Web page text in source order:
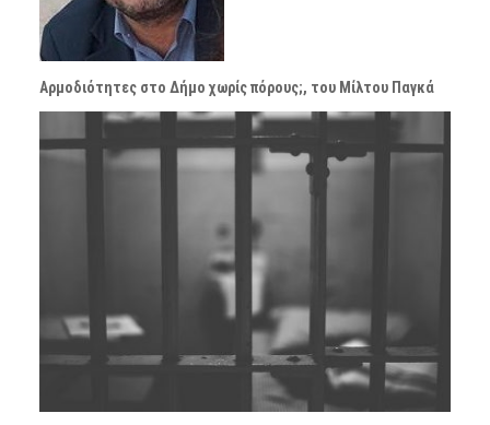
Αρμοδιότητες στο Δήμο χωρίς πόρους;, του Μίλτου Παγκά